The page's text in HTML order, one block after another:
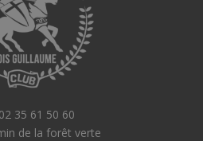
35 61 50 60
de la forêt verte